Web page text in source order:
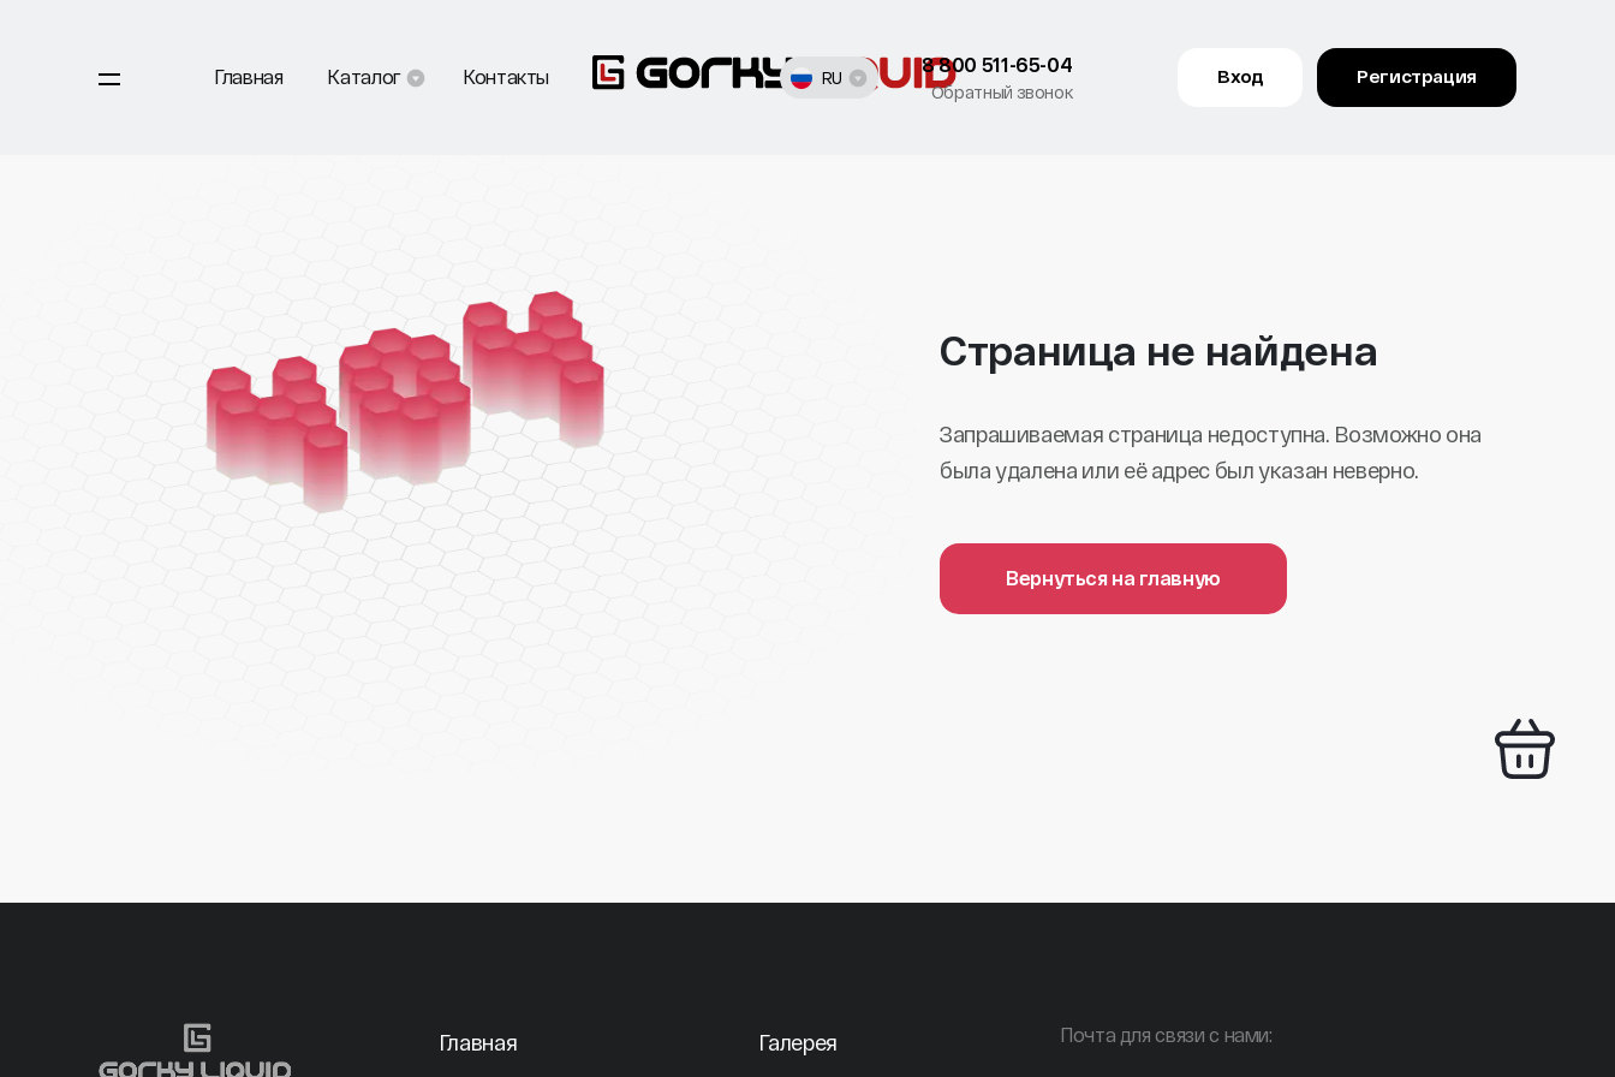
Главная Каталог Контакты RU
8 800 511-65-04
Обратный звонок
Вход Регистрация
Страница не найдена
Запрашиваемая страница недоступна. Возможно она
была удалена или её адрес был указан неверно.
Вернуться на главную
Главная
Галерея
Почта для связи с нами: